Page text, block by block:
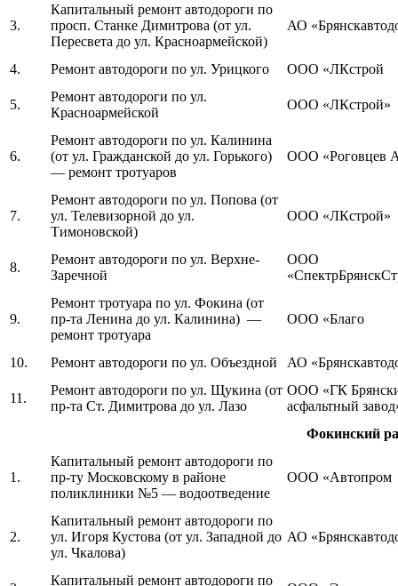
3.
Капитальный ремонт автодороги по
просп. Станке Димитрова (от ул.
Пересвета до ул. Красноармейской)
АО
4. Ремонт автодороги по ул. Урицкого ООО «ЛКстрой
5.
Ремонт автодороги по ул.
Красноармейской
ООО «ЛКстрой»
6.
Ремонт автодороги по ул. Калинина
(от ул. Гражданской до ул. Горького)
— ремонт тротуаров
ООО «Роговцев
7.
Ремонт автодороги по ул. Попова (от
ул. Телевизорной до ул.
Тимоновской)
ООО «ЛКстрой»
8.
Ремонт автодороги по ул. Верхне-
Заречной
ООО
9.
Ремонт тротуара по ул. Фокина (от
пр-та Ленина до ул. Калинина) —
ремонт тротуара
ООО «Благо
10. Ремонт автодороги по ул. Объездной АО
11.
Ремонт автодороги по ул. Щукина (от
пр-та Ст. Димитрова до ул. Лазо
ООО «ГК
асфальтный
Фокинский
1.
Капитальный ремонт автодороги по
пр-ту Московскому в районе
поликлиники №5 — водоотведение
ООО «Автопром
2.
Капитальный ремонт автодороги по
ул. Игоря Кустова (от ул. Западной до
ул. Чкалова)
АО
Капитальный ремонт автодороги по